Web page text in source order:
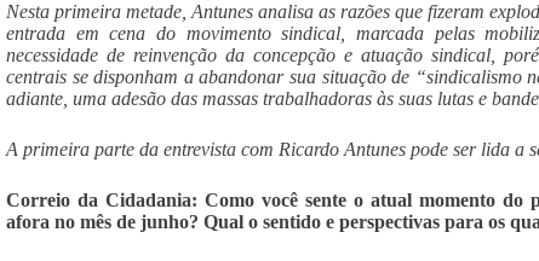
Nesta primeira metade, Antunes analisa as razões que fizeram
entrada em cena do movimento sindical, marcada pelas
necessidade de reinvenção da concepção e atuação sindical,
centrais se disponham a abandonar sua situação de “sindicalismo
adiante, uma adesão das massas trabalhadoras às suas lutas e
A primeira parte da entrevista com Ricardo Antunes pode ser lida a
Correio da Cidadania: Como você sente o atual momento do
afora no mês de junho? Qual o sentido e perspectivas para os